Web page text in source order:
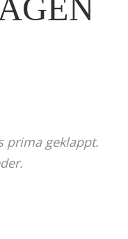
prima geklappt.